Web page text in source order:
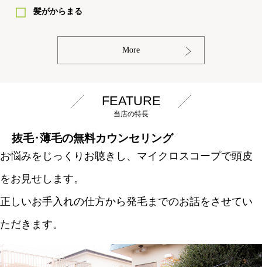
髪がからまる
More
FEATURE
当店の特長
抜毛･薄毛の無料カウンセリング
お悩みをじっくりお聴きし、マイクロスコープで頭皮
をお見せします。
正しいお手入れの仕方から発毛までのお話をさせてい
ただきます。